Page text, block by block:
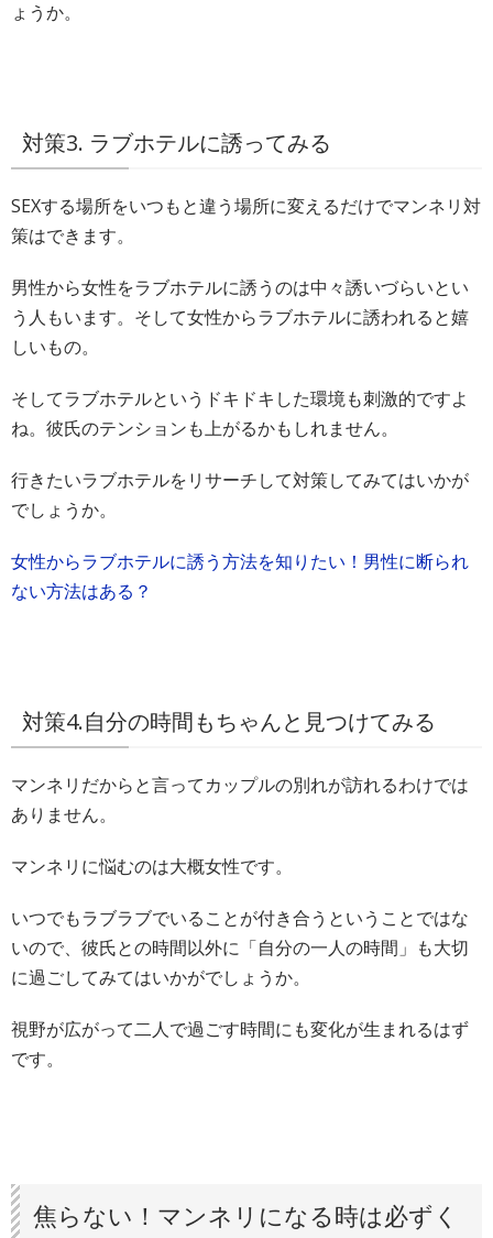
ょうか。
対策3. ラブホテルに誘ってみる
SEXする場所をいつもと違う場所に変えるだけでマンネリ対
策はできます。
男性から女性をラブホテルに誘うのは中々誘いづらいとい
う人もいます。そして女性からラブホテルに誘われると嬉
しいもの。
そしてラブホテルというドキドキした環境も刺激的ですよ
ね。彼氏のテンションも上がるかもしれません。
行きたいラブホテルをリサーチして対策してみてはいかが
でしょうか。
女性からラブホテルに誘う方法を知りたい！男性に断られ
ない方法はある？
対策4.自分の時間もちゃんと見つけてみる
マンネリだからと言ってカップルの別れが訪れるわけでは
ありません。
マンネリに悩むのは大概女性です。
いつでもラブラブでいることが付き合うということではな
いので、彼氏との時間以外に「自分の一人の時間」も大切
に過ごしてみてはいかがでしょうか。
視野が広がって二人で過ごす時間にも変化が生まれるはず
です。
焦らない！マンネリになる時は必ずく